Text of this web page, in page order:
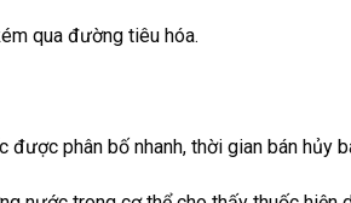
qua đường tiêu hóa.
được phân bố nhanh, thời gian bán